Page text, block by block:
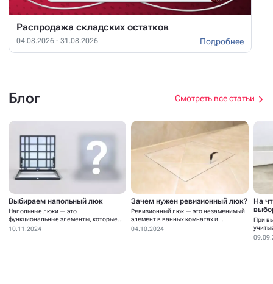
Распродажа складских остатков
04.08.2026 - 31.08.2026 Подробнее
Блог Смотреть все статьи
Выбираем напольный люк
Напольные люки — это
функциональные элементы, которые
устанавливаются для...
10.11.2024
Зачем нужен ревизионный люк?
Ревизионный люк — это незаменимый
элемент в ванных комнатах и...
04.10.2024
На
При